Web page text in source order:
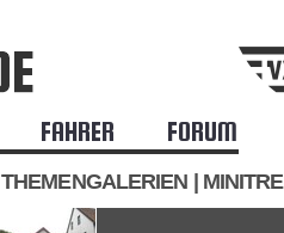
FAHRER FORUM
THEMENGALERIEN |